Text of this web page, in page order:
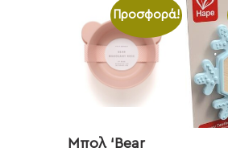
Προσφορά!
Μπολ ‘Bear